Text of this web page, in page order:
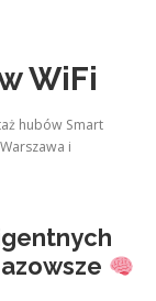
WiFi
hubów Smart
i